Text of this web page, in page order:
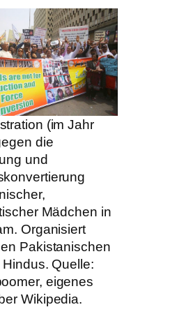
(im Jahr
die
und
Mädchen in
Organisiert
Pakistanischen
Hindus. Quelle:
eigenes
Wikipedia.